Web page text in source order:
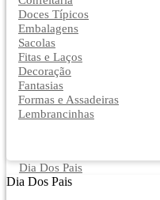
Doces Típicos
Embalagens
Sacolas
Fitas e Laços
Decoração
Fantasias
Formas e Assadeiras
Lembrancinhas
Dia Dos Pais
Dia Dos Pais